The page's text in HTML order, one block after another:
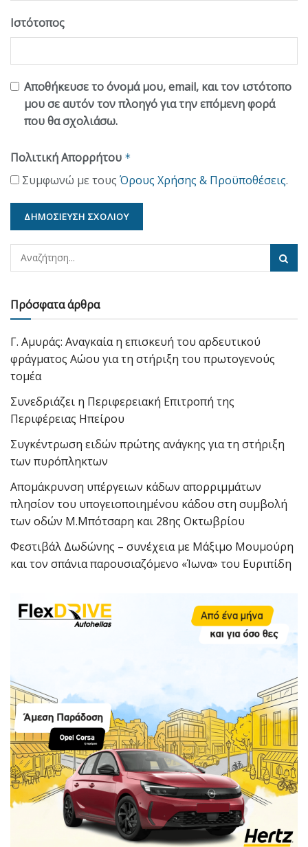
Ιστότοπος
Αποθήκευσε το όνομά μου, email, και τον ιστότοπο
μου σε αυτόν τον πλοηγό για την επόμενη φορά
που θα σχολιάσω.
Πολιτική Απορρήτου *
Συμφωνώ με τους Όρους Χρήσης & Προϋποθέσεις.
Πρόσφατα άρθρα
Γ. Αμυράς: Αναγκαία η επισκευή του αρδευτικού
φράγματος Αώου για τη στήριξη του πρωτογενούς
τομέα
Συνεδριάζει η Περιφερειακή Επιτροπή της
Περιφέρειας Ηπείρου
Συγκέντρωση ειδών πρώτης ανάγκης για τη στήριξη
των πυρόπληκτων
Απομάκρυνση υπέργειων κάδων απορριμμάτων
πλησίον του υπογειοποιημένου κάδου στη συμβολή
των οδών Μ.Μπότσαρη και 28ης Οκτωβρίου
Φεστιβάλ Δωδώνης – συνέχεια με Μάξιμο Μουμούρη
και τον σπάνια παρουσιαζόμενο «Ίωνα» του Ευριπίδη